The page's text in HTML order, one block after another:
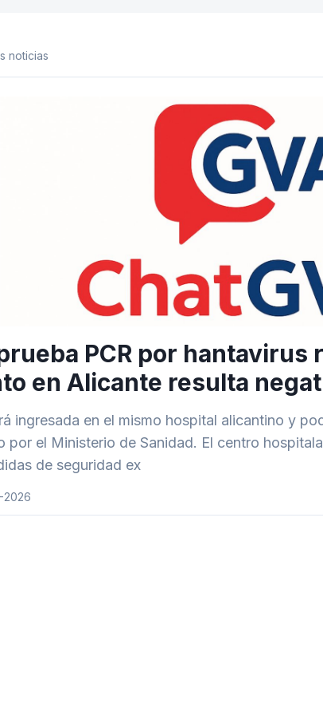
noticias
PCR por hantavirus
en Alicante resulta
ingresada en el mismo hospital alicantino y
por el Ministerio de Sanidad. El centro
de seguridad ex
2026